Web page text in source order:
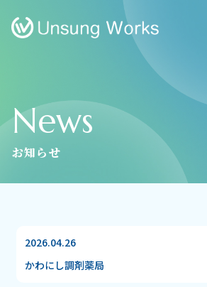
News
お知らせ
2026.04.26
かわにし調剤薬局